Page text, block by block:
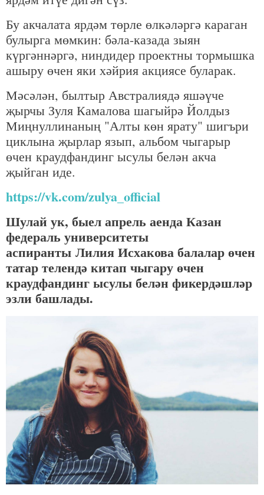
Бу акчалата ярдәм төрле өлкәләргә караган
булырга мөмкин: бәла-казада зыян
күргәннәргә, ниндидер проектны тормышка
ашыру өчен яки хәйрия акциясе буларак.
Мәсәлән, былтыр Австралиядә яшәүче
җырчы Зуля Камалова шагыйрә Йолдыз
Миңнуллинаның "Алты көн ярату" шигъри
циклына җырлар язып, альбом чыгарыр
өчен краудфандинг ысулы белән акча
җыйган иде.
https://vk.com/zulya_official
Шулай ук, быел апрель аенда Казан
федераль университеты
аспиранты Лилия Исхакова балалар өчен
татар телендә китап чыгару өчен
краудфандинг ысулы белән фикердәшләр
эзли башлады.